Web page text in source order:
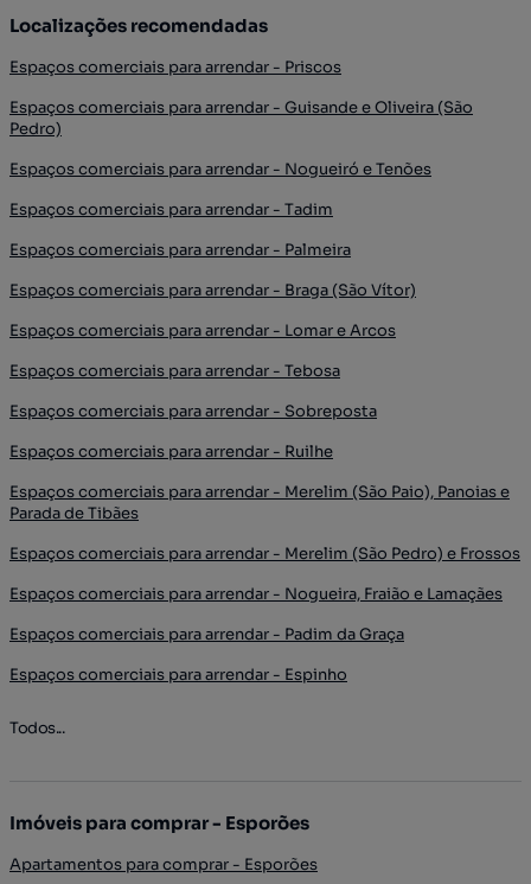
Localizações recomendadas
Espaços comerciais para arrendar - Priscos
Espaços comerciais para arrendar - Guisande e Oliveira (São
Pedro)
Espaços comerciais para arrendar - Nogueiró e Tenões
Espaços comerciais para arrendar - Tadim
Espaços comerciais para arrendar - Palmeira
Espaços comerciais para arrendar - Braga (São Vítor)
Espaços comerciais para arrendar - Lomar e Arcos
Espaços comerciais para arrendar - Tebosa
Espaços comerciais para arrendar - Sobreposta
Espaços comerciais para arrendar - Ruilhe
Espaços comerciais para arrendar - Merelim (São Paio), Panoias e
Parada de Tibães
Espaços comerciais para arrendar - Merelim (São Pedro) e Frossos
Espaços comerciais para arrendar - Nogueira, Fraião e Lamaçães
Espaços comerciais para arrendar - Padim da Graça
Espaços comerciais para arrendar - Espinho
Todos...
Imóveis para comprar - Esporões
Apartamentos para comprar - Esporões